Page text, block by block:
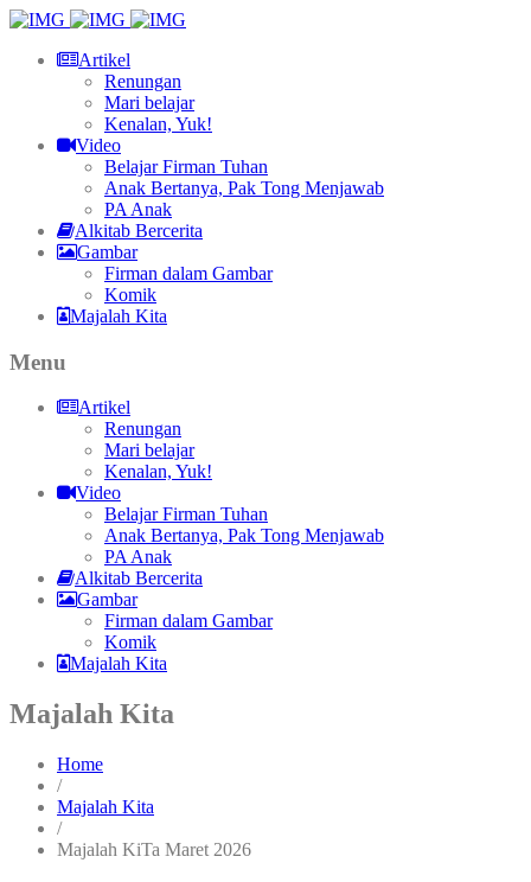
Artikel
Renungan
Mari belajar
Kenalan, Yuk!
Video
Belajar Firman Tuhan
Anak Bertanya, Pak Tong Menjawab
PA Anak
Alkitab Bercerita
Gambar
Firman dalam Gambar
Komik
Majalah Kita
Menu
Artikel
Renungan
Mari belajar
Kenalan, Yuk!
Video
Belajar Firman Tuhan
Anak Bertanya, Pak Tong Menjawab
PA Anak
Alkitab Bercerita
Gambar
Firman dalam Gambar
Komik
Majalah Kita
Majalah Kita
Home
/
Majalah Kita
/
Majalah KiTa Maret 2026